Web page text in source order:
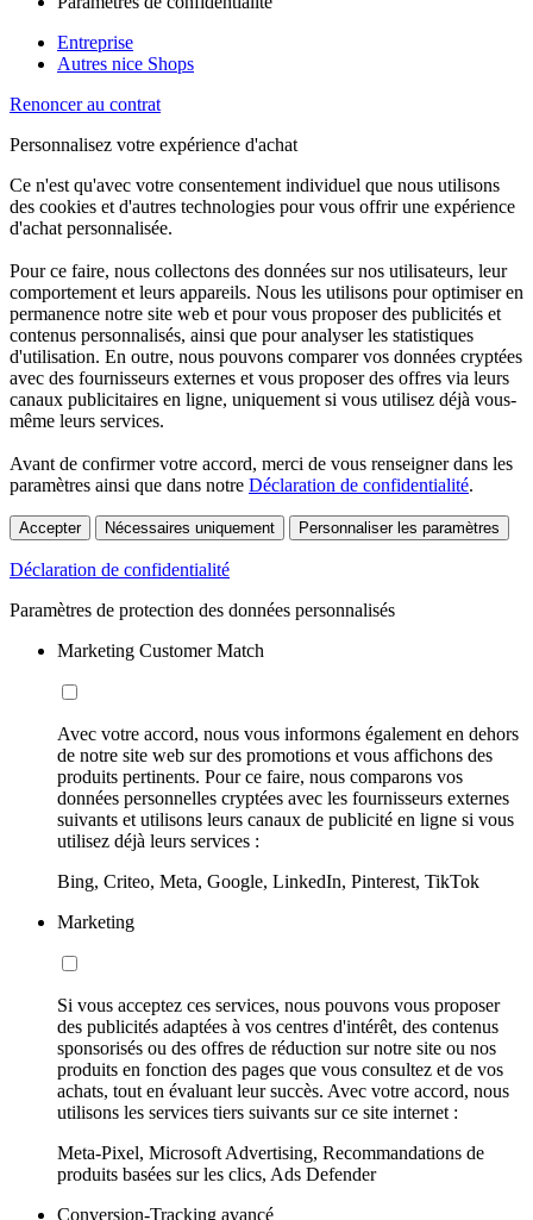
Entreprise
Autres nice Shops
Renoncer au contrat
Personnalisez votre expérience d'achat
Ce n'est qu'avec votre consentement individuel que nous utilisons
des cookies et d'autres technologies pour vous offrir une expérience
d'achat personnalisée.
Pour ce faire, nous collectons des données sur nos utilisateurs, leur
comportement et leurs appareils. Nous les utilisons pour optimiser en
permanence notre site web et pour vous proposer des publicités et
contenus personnalisés, ainsi que pour analyser les statistiques
d'utilisation. En outre, nous pouvons comparer vos données cryptées
avec des fournisseurs externes et vous proposer des offres via leurs
canaux publicitaires en ligne, uniquement si vous utilisez déjà vous-
même leurs services.
Avant de confirmer votre accord, merci de vous renseigner dans les
paramètres ainsi que dans notre Déclaration de confidentialité.
Accepter Nécessaires uniquement Personnaliser les paramètres
Déclaration de confidentialité
Paramètres de protection des données personnalisés
Marketing Customer Match
Avec votre accord, nous vous informons également en dehors
de notre site web sur des promotions et vous affichons des
produits pertinents. Pour ce faire, nous comparons vos
données personnelles cryptées avec les fournisseurs externes
suivants et utilisons leurs canaux de publicité en ligne si vous
utilisez déjà leurs services :
Bing, Criteo, Meta, Google, LinkedIn, Pinterest, TikTok
Marketing
Si vous acceptez ces services, nous pouvons vous proposer
des publicités adaptées à vos centres d'intérêt, des contenus
sponsorisés ou des offres de réduction sur notre site ou nos
produits en fonction des pages que vous consultez et de vos
achats, tout en évaluant leur succès. Avec votre accord, nous
utilisons les services tiers suivants sur ce site internet :
Meta-Pixel, Microsoft Advertising, Recommandations de
produits basées sur les clics, Ads Defender
Conversion-Tracking avancé